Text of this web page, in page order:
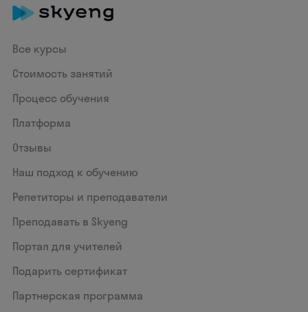
Все курсы
Стоимость занятий
Процесс обучения
Платформа
Отзывы
Наш подход к обучению
Репетиторы и преподаватели
Преподавать в Skyeng
Портал для учителей
Подарить сертификат
Партнерская программа